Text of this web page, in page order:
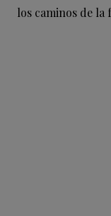
los caminos de la